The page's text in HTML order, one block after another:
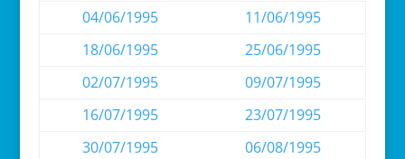
04/06/1995
11/06/1995
18/06/1995
25/06/1995
02/07/1995
09/07/1995
16/07/1995
23/07/1995
30/07/1995
06/08/1995